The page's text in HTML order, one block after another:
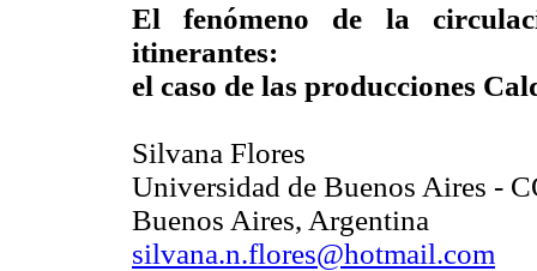
El fenómeno de la
itinerantes:
el caso de las producciones
Silvana Flores
Universidad de Buenos Aires -
Buenos Aires, Argentina
silvana.n.flores@hotmail.com